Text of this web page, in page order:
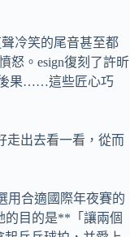
冷笑的尾音甚至都
怒。esign復刻了許昕
後果……這些匠心巧
走出去看一看，從而
用合適國際年夜賽的
的目的是**「讓兩個